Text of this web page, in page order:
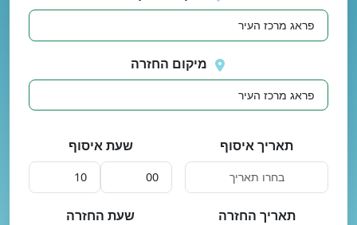
מיקום החזרה
תאריך איסוף שעת איסוף
תאריך החזרה שעת החזרה